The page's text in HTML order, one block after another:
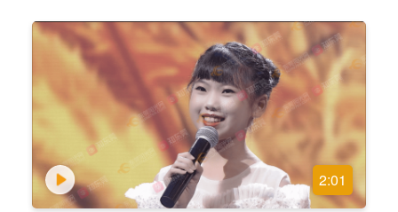
2:01